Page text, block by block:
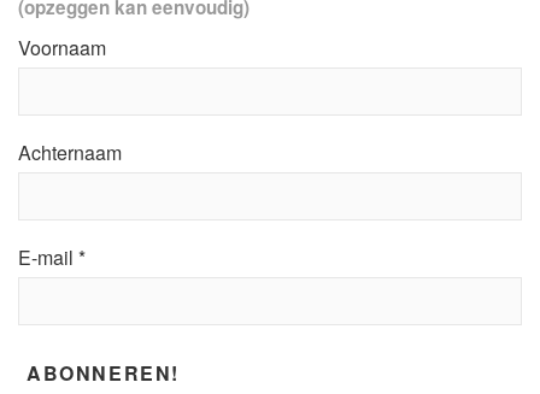
(opzeggen kan eenvoudig)
Voornaam
Achternaam
E-mail *